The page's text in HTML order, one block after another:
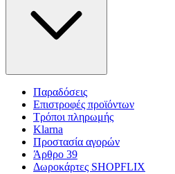
Παραδόσεις
Επιστροφές προϊόντων
Τρόποι πληρωμής
Klarna
Προστασία αγορών
Άρθρο 39
Δωροκάρτες SHOPFLIX